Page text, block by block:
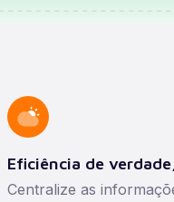
Eficiência de
Centralize as